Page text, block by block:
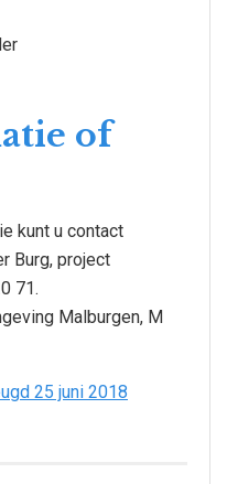
of
kunt u contact
Burg, project
71.
Malburgen, M